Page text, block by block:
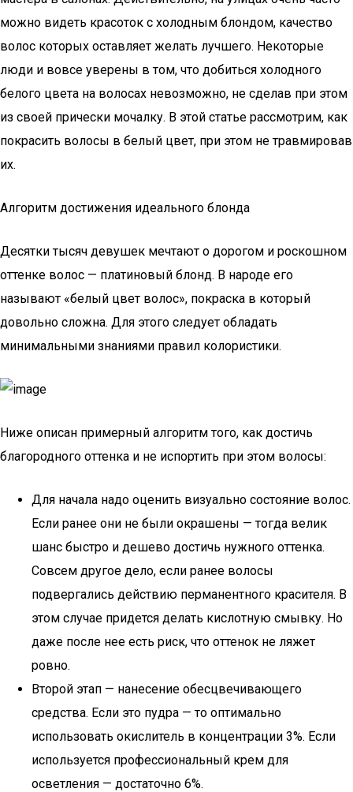
можно видеть красоток с холодным блондом, качество
волос которых оставляет желать лучшего. Некоторые
люди и вовсе уверены в том, что добиться холодного
белого цвета на волосах невозможно, не сделав при этом
из своей прически мочалку. В этой статье рассмотрим, как
покрасить волосы в белый цвет, при этом не травмировав
их.
Алгоритм достижения идеального блонда
Десятки тысяч девушек мечтают о дорогом и роскошном
оттенке волос — платиновый блонд. В народе его
называют «белый цвет волос», покраска в который
довольно сложна. Для этого следует обладать
минимальными знаниями правил колористики.
Ниже описан примерный алгоритм того, как достичь
благородного оттенка и не испортить при этом волосы:
Для начала надо оценить визуально состояние волос.
Если ранее они не были окрашены — тогда велик
шанс быстро и дешево достичь нужного оттенка.
Совсем другое дело, если ранее волосы
подвергались действию перманентного красителя. В
этом случае придется делать кислотную смывку. Но
даже после нее есть риск, что оттенок не ляжет
ровно.
Второй этап — нанесение обесцвечивающего
средства. Если это пудра — то оптимально
использовать окислитель в концентрации 3%. Если
используется профессиональный крем для
осветления — достаточно 6%.